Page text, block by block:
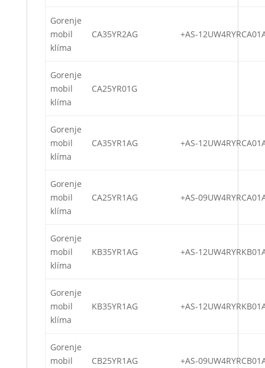
Gorenje
mobil
klíma
CA35YR2AG +AS-
Gorenje
mobil
klíma
CA25YR01G
Gorenje
mobil
klíma
CA35YR1AG +AS-
Gorenje
mobil
klíma
CA25YR1AG +AS-
Gorenje
mobil
klíma
KB35YR1AG +AS-
Gorenje
mobil
klíma
KB35YR1AG +AS-
Gorenje
mobil
CB25YR1AG +AS-